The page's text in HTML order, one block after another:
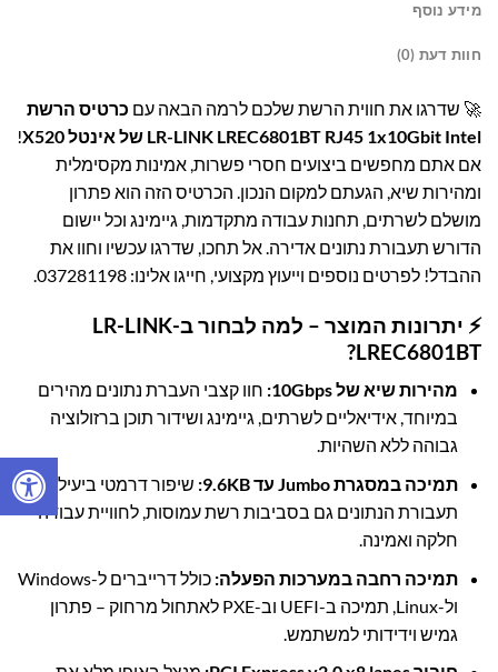
מידע נוסף
חוות דעת (0)
🚀 שדרגו את חווית הרשת שלכם לרמה הבאה עם כרטיס הרשת
LR-LINK LREC6801BT RJ45 1x10Gbit Intel של אינטל X520
!
אם אתם מחפשים ביצועים חסרי פשרות, אמינות מקסימלית
ומהירות שיא, הגעתם למקום הנכון. הכרטיס הזה הוא פתרון
מושלם לשרתים, תחנות עבודה מתקדמות, גיימינג וכל יישום
הדורש תעבורת נתונים אדירה. אל תחכו, שדרגו עכשיו וחוו את
ההבדל! לפרטים נוספים וייעוץ מקצועי, חייגו אלינו: 037281198
.
⚡ יתרונות המוצר – למה לבחור ב-LR-LINK
LREC6801BT?
מהירות שיא של 10Gbps:
חוו קצבי העברת נתונים מהירים
במיוחד, אידיאליים לשרתים, גיימינג ושידור תוכן ברזולוציה
גבוהה ללא השהיות.
תמיכה במסגרת Jumbo עד 9.6KB:
שיפור דרמטי ביעילות
תעבורת הנתונים גם בסביבות רשת עמוסות, לחוויית עבודה
חלקה ואמינה.
תמיכה רחבה במערכות הפעלה:
כולל דרייברים ל-Windows
ול-Linux, תמיכה ב-UEFI וב-PXE לאתחול מרחוק – פתרון
גמיש וידידותי למשתמש.